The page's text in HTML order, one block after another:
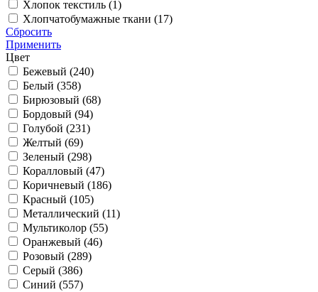
Хлопок текстиль (1)
Хлопчатобумажные ткани (17)
Сбросить
Применить
Цвет
Бежевый (240)
Белый (358)
Бирюзовый (68)
Бордовый (94)
Голубой (231)
Желтый (69)
Зеленый (298)
Коралловый (47)
Коричневый (186)
Красный (105)
Металлический (11)
Мультиколор (55)
Оранжевый (46)
Розовый (289)
Серый (386)
Синий (557)